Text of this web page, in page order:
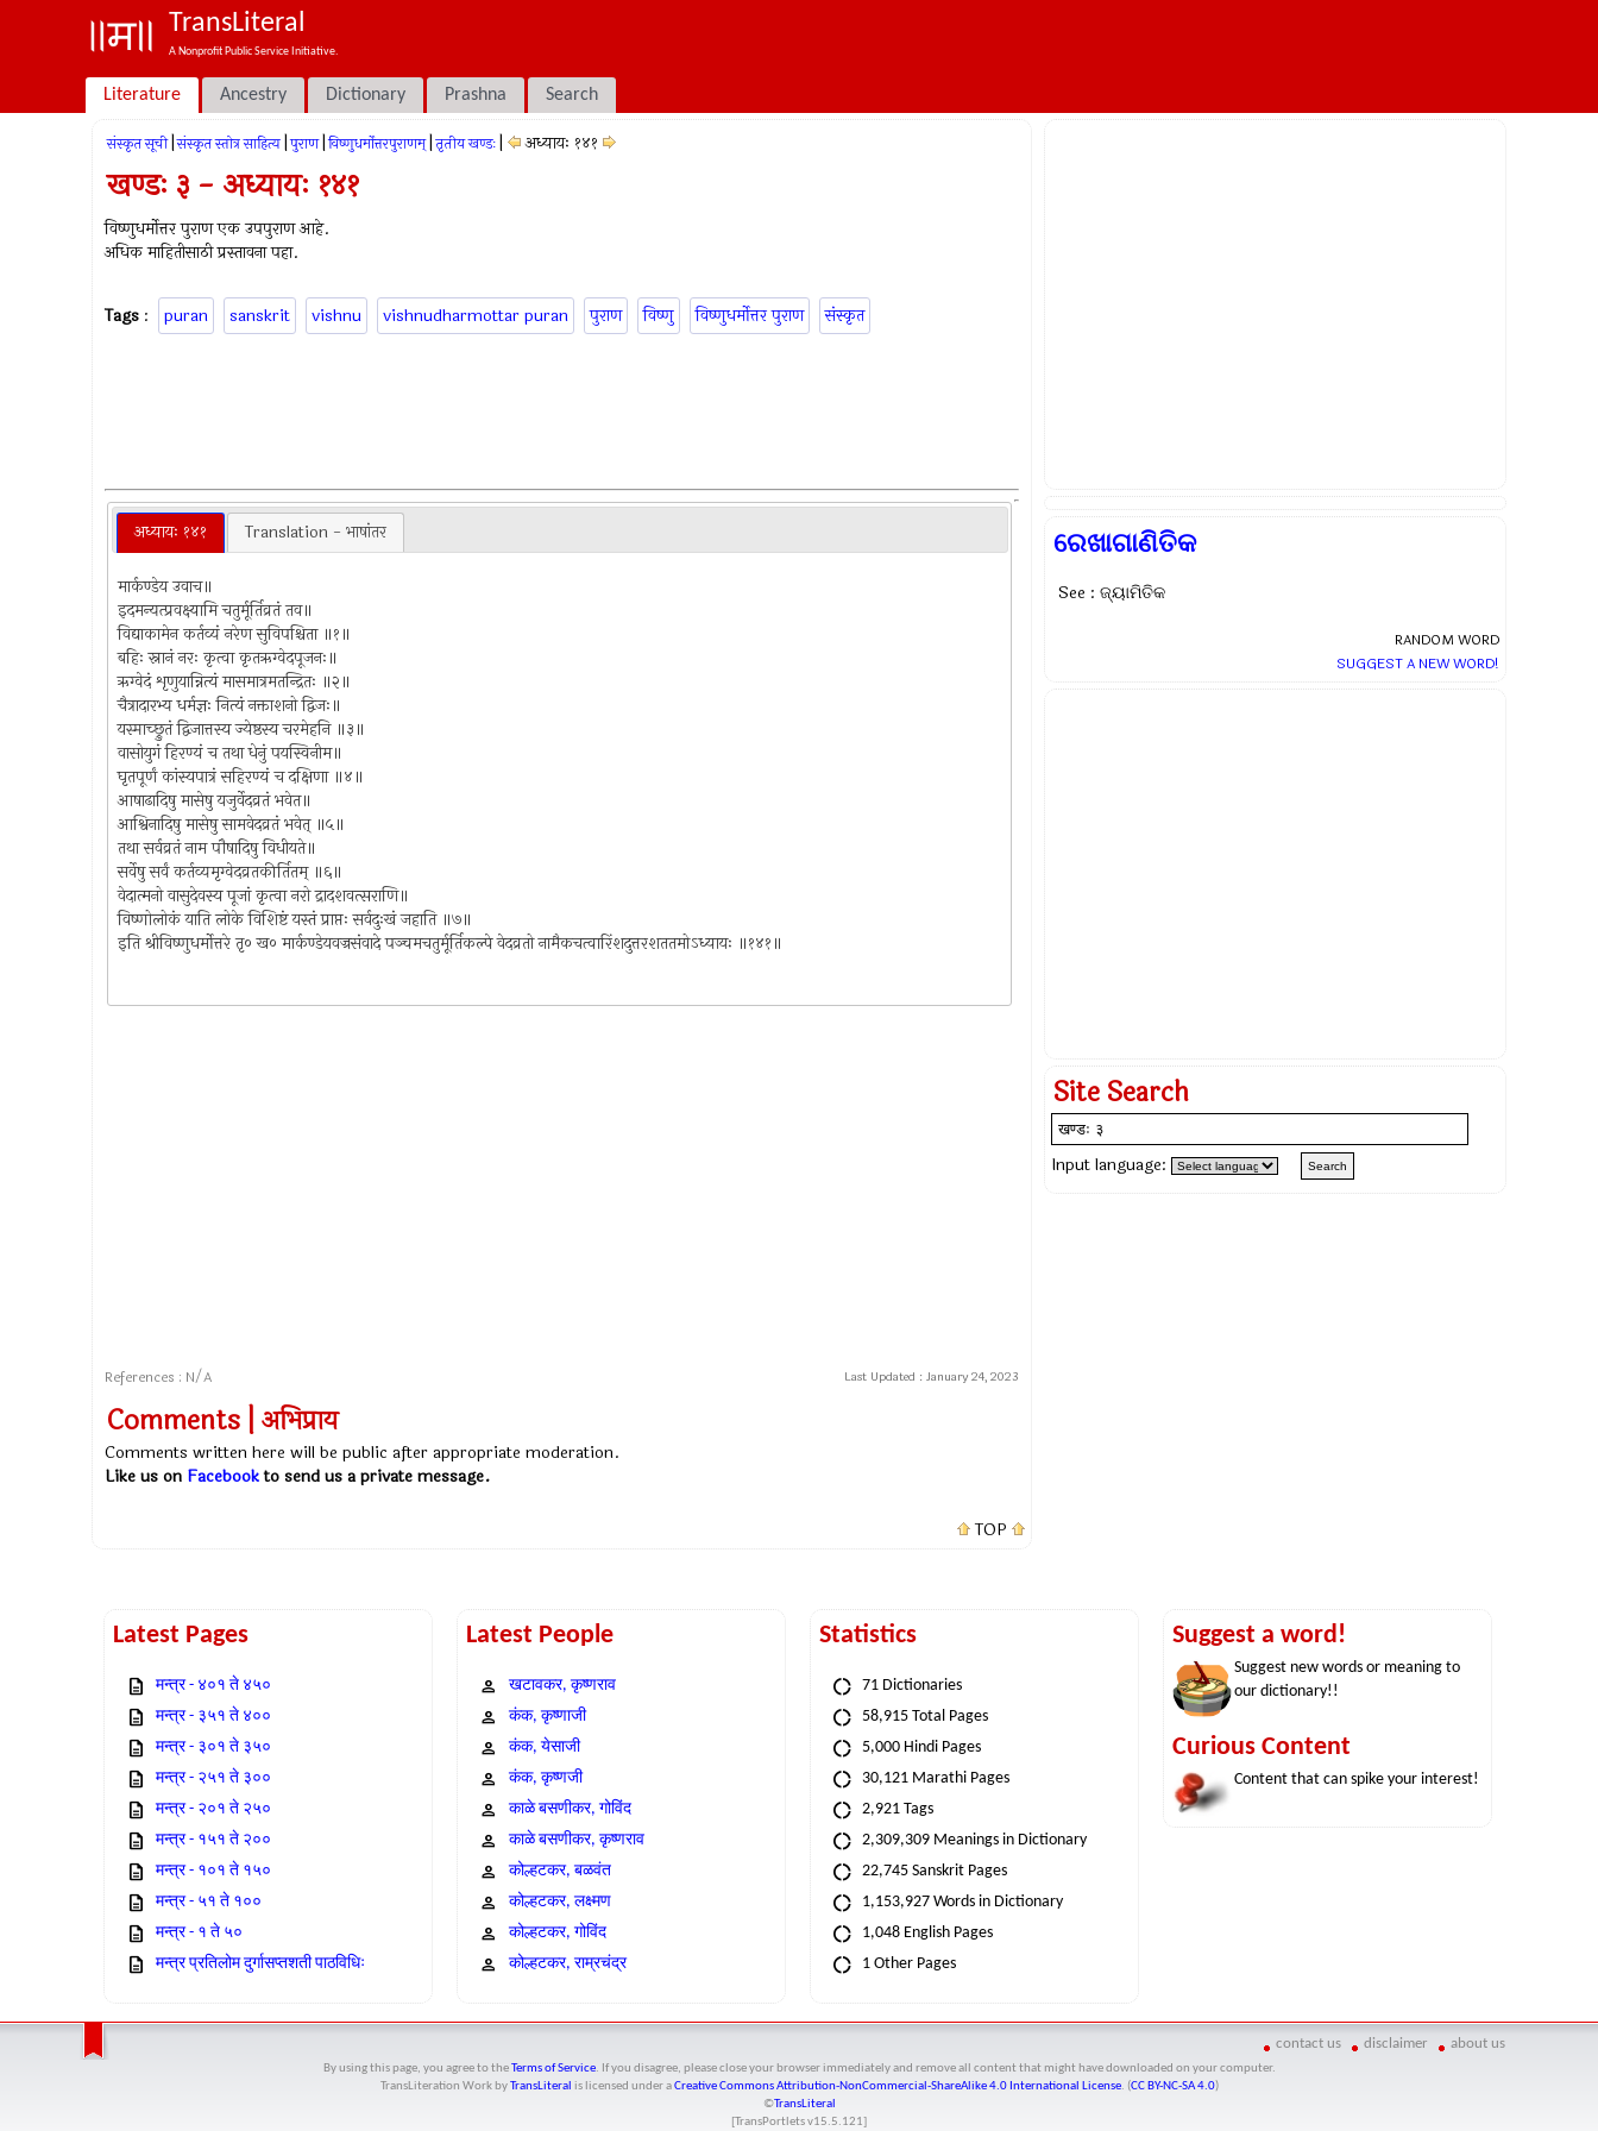
TransLiteral
A Nonprofit Public Service Initiative.
Literature Ancestry Dictionary Prashna Search
संस्कृत सूची संस्कृत स्तोत्र साहित्य पुराण विष्णुधर्मोत्तरपुराणम् तृतीय खण्डः अध्यायः १४१
खण्डः ३ - अध्यायः १४१
विष्णुधर्मोत्तर पुराण एक उपपुराण आहे.
अधिक माहितीसाठी प्रस्तावना पहा.
Tags : puran sanskrit vishnu vishnudharmottar puran पुराण विष्णु विष्णुधर्मोत्तर पुराण संस्कृत
अध्यायः १४१ Translation - भाषांतर
मार्कण्डेय उवाच॥
इदमन्यत्प्रवक्ष्यामि चतुर्मूर्तिव्रतं तव॥
विद्याकामेन कर्तव्यं नरेण सुविपश्चिता ॥१॥
बहिः स्नानं नरः कृत्वा कृतऋग्वेदपूजनः॥
ऋग्वेदं शृणुयान्नित्यं मासमात्रमतन्द्रितः ॥२॥
चैत्रादारभ्य धर्मज्ञः नित्यं नक्ताशनो द्विजः॥
यस्माच्छ्रुतं द्विजात्तस्य ज्येष्ठस्य चरमेहनि ॥३॥
वासोयुगं हिरण्यं च तथा धेनुं पयस्विनीम॥
घृतपूर्णं कांस्यपात्रं सहिरण्यं च दक्षिणा ॥४॥
आषाढादिषु मासेषु यजुर्वेदव्रतं भवेत॥
आश्विनादिषु मासेषु सामवेदव्रतं भवेत् ॥५॥
तथा सर्वव्रतं नाम पौषादिषु विधीयते॥
सर्वेषु सर्वं कर्तव्यमृग्वेदव्रतकीर्तितम् ॥६॥
वेदात्मनो वासुदेवस्य पूजां कृत्वा नरो द्रादशवत्सराणि॥
विष्णोलोकं याति लोके विशिष्टं यस्तं प्राप्तः सर्वदुःखं जहाति ॥७॥
इति श्रीविष्णुधर्मोत्तरे तृ० ख० मार्कण्डेयवज्रसंवादे पञ्चमचतुर्मूर्तिकल्पे वेदव्रतो नामैकचत्वारिंशदुत्तरशततमोऽध्यायः ॥१४१॥
References : N/A Last Updated : January 24, 2023
Comments | अभिप्राय
Comments written here will be public after appropriate moderation.
Like us on Facebookto send us a private message.
TOP
ରେଖାଗାଣିତିକ
See : ଜ୍ୟାମିତିକ
RANDOM WORD
SUGGEST A NEW WORD!
Site Search
Input language:
Latest Pages
मन्त्र - ४०१ ते ४५०
मन्त्र - ३५१ ते ४००
मन्त्र - ३०१ ते ३५०
मन्त्र - २५१ ते ३००
मन्त्र - २०१ ते २५०
मन्त्र - १५१ ते २००
मन्त्र - १०१ ते १५०
मन्त्र - ५१ ते १००
मन्त्र - १ ते ५०
मन्त्र प्रतिलोम दुर्गासप्तशती पाठविधिः
Latest People
खटावकर, कृष्णराव
कंक, कृष्णाजी
कंक, येसाजी
कंक, कृष्णजी
काळे बसणीकर, गोविंद
काळे बसणीकर, कृष्णराव
कोल्हटकर, बळवंत
कोल्हटकर, लक्ष्मण
कोल्हटकर, गोविंद
कोल्हटकर, राम्रचंद्र
Statistics
71 Dictionaries
58,915 Total Pages
5,000 Hindi Pages
30,121 Marathi Pages
2,921 Tags
2,309,309 Meanings in Dictionary
22,745 Sanskrit Pages
1,153,927 Words in Dictionary
1,048 English Pages
1 Other Pages
Suggest a word!
Suggest new words or meaning to
our dictionary!!
Curious Content
Content that can spike your interest!
contact us disclaimer about us
By using this page, you agree to the Terms of Service. If you disagree, please close your browser immediately and remove all content that might have downloaded on your computer.
TransLiteration Workby TransLiteral is licensed under aCreative Commons Attribution-NonCommercial-ShareAlike 4.0 International License. (CC BY-NC-SA 4.0)
©TransLiteral
[TransPortlets v15.5.121